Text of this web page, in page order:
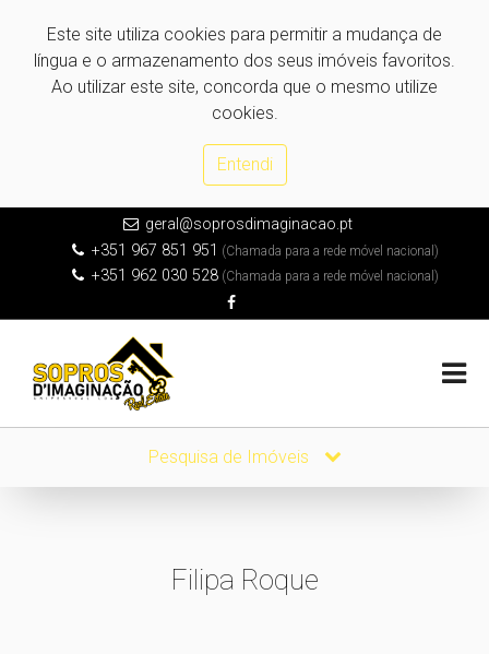
Este site utiliza cookies para permitir a mudança de
língua e o armazenamento dos seus imóveis favoritos.
Ao utilizar este site, concorda que o mesmo utilize
cookies.
Entendi
geral@soprosdimaginacao.pt
+351 967 851 951 (Chamada para a rede móvel nacional)
+351 962 030 528 (Chamada para a rede móvel nacional)
Pesquisa de Imóveis
Filipa Roque